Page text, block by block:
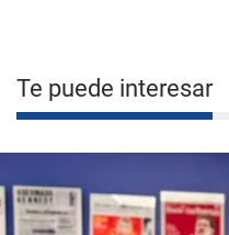
Te puede interesar